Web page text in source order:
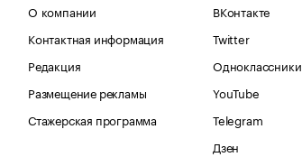
О компании
Контактная информация
Редакция
Размещение рекламы
Стажерская программа
ВКонтакте
Twitter
Одноклассники
YouTube
Telegram
Дзен